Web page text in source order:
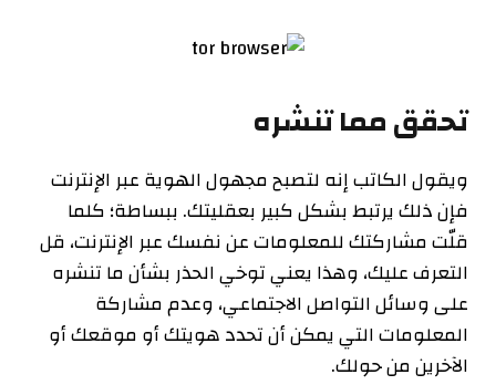
تحقق مما تنشره
ويقول الكاتب إنه لتصبح مجهول الهوية عبر الإنترنت
فإن ذلك يرتبط بشكل كبير بعقليتك. ببساطة؛ كلما
قلّت مشاركتك للمعلومات عن نفسك عبر الإنترنت، قل
التعرف عليك، وهذا يعني توخي الحذر بشأن ما تنشره
على وسائل التواصل الاجتماعي، وعدم مشاركة
المعلومات التي يمكن أن تحدد هويتك أو موقعك أو
الآخرين من حولك.